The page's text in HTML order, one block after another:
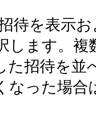
を表示お
ます。複
た招待を
なった場合